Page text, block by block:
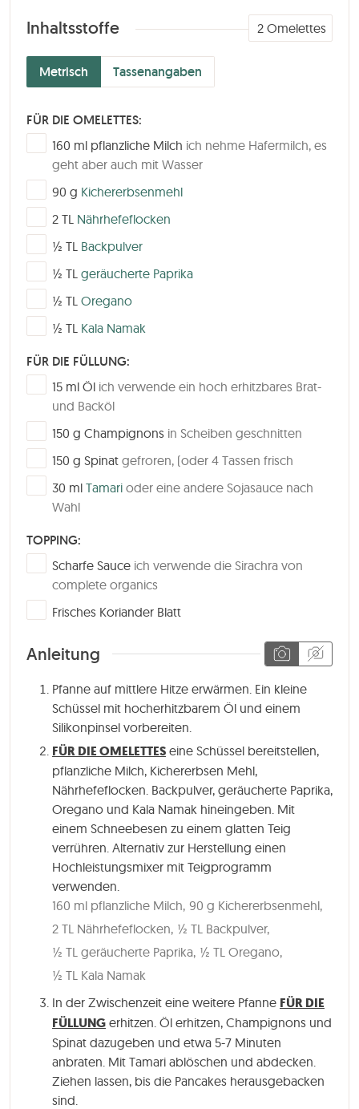
Inhaltsstoffe
Metrisch Tassenangaben
2 Omelettes
FÜR DIE OMELETTES:
▢
160 ml pflanzliche Milch ich nehme Hafermilch, es
geht aber auch mit Wasser
▢
90 g Kichererbsenmehl
▢
2 TL Nährhefeflocken
▢
½ TL Backpulver
▢
½ TL geräucherte Paprika
▢
½ TL Oregano
▢
½ TL Kala Namak
FÜR DIE FÜLLUNG:
▢
15 ml Öl ich verwende ein hoch erhitzbares Brat-
und Backöl
▢
150 g Champignons in Scheiben geschnitten
▢
150 g Spinat gefroren, (oder 4 Tassen frisch
▢
30 ml Tamari oder eine andere Sojasauce nach
Wahl
TOPPING:
▢
Scharfe Sauce ich verwende die Sirachra von
complete organics
▢
Frisches Koriander Blatt
Anleitung
Pfanne auf mittlere Hitze erwärmen. Ein kleine
Schüssel mit hocherhitzbarem Öl und einem
Silikonpinsel vorbereiten.
FÜR DIE OMELETTES eine Schüssel bereitstellen,
pflanzliche Milch, Kichererbsen Mehl,
Nährhefeflocken. Backpulver, geräucherte Paprika,
Oregano und Kala Namak hineingeben. Mit
einem Schneebesen zu einem glatten Teig
verrühren. Alternativ zur Herstellung einen
Hochleistungsmixer mit Teigprogramm
verwenden.
160 ml pflanzliche Milch, 90 g Kichererbsenmehl,
2 TL Nährhefeflocken, ½ TL Backpulver,
½ TL geräucherte Paprika, ½ TL Oregano,
½ TL Kala Namak
In der Zwischenzeit eine weitere Pfanne FÜR DIE
FÜLLUNG erhitzen. Öl erhitzen, Champignons und
Spinat dazugeben und etwa 5-7 Minuten
anbraten. Mit Tamari ablöschen und abdecken.
Ziehen lassen, bis die Pancakes herausgebacken
sind.